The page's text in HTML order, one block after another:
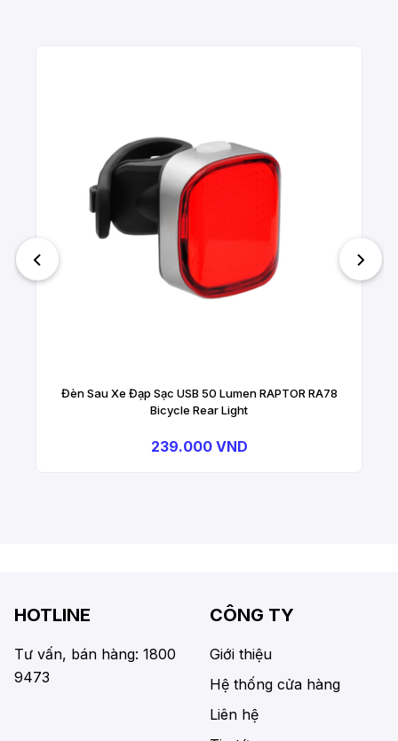
Đèn Sau Xe Đạp Sạc USB 50 Lumen RAPTOR RA78
Bicycle Rear Light
239.000 VND
HOTLINE
Tư vấn, bán hàng: 1800
9473
CÔNG TY
Giới thiệu
Hệ thống cửa hàng
Liên hệ